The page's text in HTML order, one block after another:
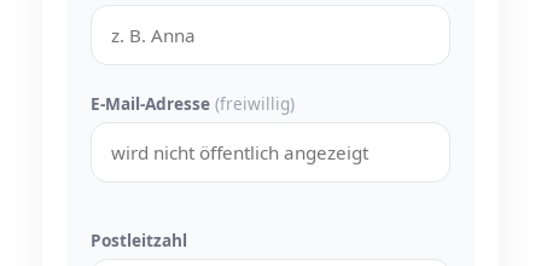
E-Mail-Adresse (freiwillig)
Postleitzahl